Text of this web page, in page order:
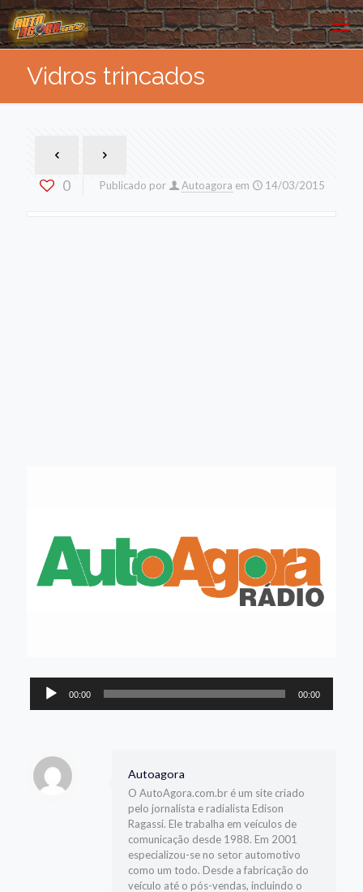
Vidros trincados
0 Publicado por Autoagora em 14/03/2015
Tocador
00:00 00:00
Autoagora
O AutoAgora.com.br é um site criado
pelo jornalista e radialista Edison
Ragassi. Ele trabalha em veículos de
comunicação desde 1988. Em 2001
especializou-se no setor automotivo
como um todo. Desde a fabricação do
veículo até o pós-vendas, incluindo o